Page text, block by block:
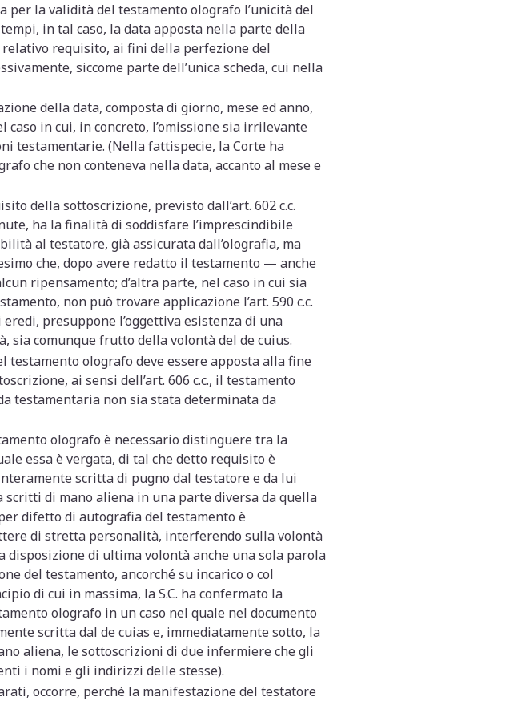
la validità del testamento olografo l’unicità del
in tal caso, la data apposta nella parte della
requisito, ai fini della perfezione del
siccome parte dell’unica scheda, cui nella
della data, composta di giorno, mese ed anno,
in cui, in concreto, l’omissione sia irrilevante
testamentarie. (Nella fattispecie, la Corte ha
che non conteneva nella data, accanto al mese e
della sottoscrizione, previsto dall’art. 602 c.c.
ha la finalità di soddisfare l’imprescindibile
al testatore, già assicurata dall’olografia, ma
che, dopo avere redatto il testamento — anche
ripensamento; d’altra parte, nel caso in cui sia
non può trovare applicazione l’art. 590 c.c.
presuppone l’oggettiva esistenza di una
sia comunque frutto della volontà del de cuius.
testamento olografo deve essere apposta alla fine
ai sensi dell’art. 606 c.c., il testamento
testamentaria non sia stata determinata da
olografo è necessario distinguere tra la
essa è vergata, di tal che detto requisito è
scritta di pugno dal testatore e da lui
scritti di mano aliena in una parte diversa da quella
difetto di autografia del testamento è
di stretta personalità, interferendo sulla volontà
disposizione di ultima volontà anche una sola parola
del testamento, ancorché su incarico o col
di cui in massima, la S.C. ha confermato la
olografo in un caso nel quale nel documento
scritta dal de cuias e, immediatamente sotto, la
aliena, le sottoscrizioni di due infermiere che gli
i nomi e gli indirizzi delle stesse).
occorre, perché la manifestazione del testatore